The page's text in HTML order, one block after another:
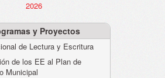
2026
y Proyectos
de Lectura y Escritura
de los EE al Plan de
Municipal